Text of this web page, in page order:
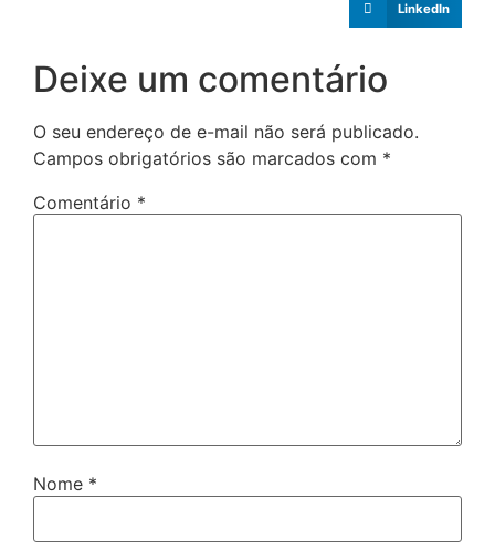
LinkedIn
Deixe um comentário
O seu endereço de e-mail não será publicado.
Campos obrigatórios são marcados com *
Comentário *
Nome *